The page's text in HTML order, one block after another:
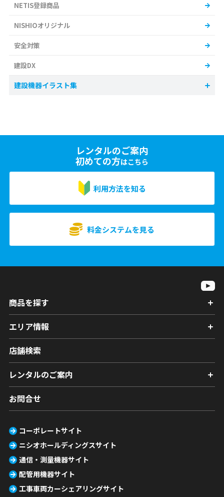
NETIS登録商品
NISHIOオリジナル
安全対策
建設DX
建設機器イラスト集
レンタルのご案内
初めての方はこちら
利用方法を知る
料金システムを見る
商品を探す
エリア情報
店舗検索
レンタルのご案内
お問合せ
コーポレートサイト
ニシオホールディングスサイト
通信・測量機器サイト
配管用機器サイト
工事車両カーシェアリングサイト